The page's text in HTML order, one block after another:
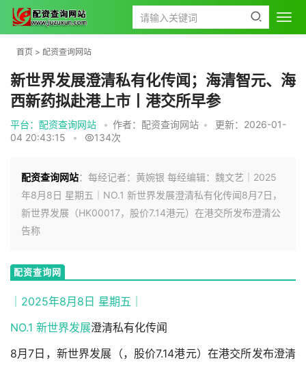
首页 > 配资查询网站
新世界发展澄清私有化传闻；海清智元、海
西新药拟赴港上市丨港交所早参
平台：配资查询网站 • 作者：配资查询网站 •
更新：2026-01-
04 20:43:15
• 134次
配资查询网站：每经记者：黄婉银 每经编辑：魏文艺｜2025
年8月8日 星期五｜NO.1 新世界发展澄清私有化传闻8月7日，
新世界发展（HK00017，股价7.14港元）在港交所发布澄清公
告称
配资查询网
｜2025年8月8日 星期五｜
NO.1 新世界发展澄清私有化传闻
8月7日，新世界发展（，股价7.14港元）在港交所发布澄清